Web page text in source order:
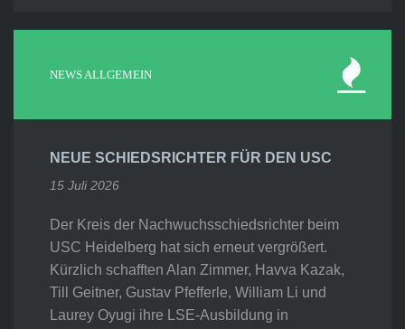
NEWS ALLGEMEIN
NEUE SCHIEDSRICHTER FÜR DEN USC
15 Juli 2026
Der Kreis der Nachwuchsschiedsrichter beim
USC Heidelberg hat sich erneut vergrößert.
Kürzlich schafften Alan Zimmer, Havva Kazak,
Till Geitner, Gustav Pfefferle, William Li und
Laurey Oyugi ihre LSE-Ausbildung in